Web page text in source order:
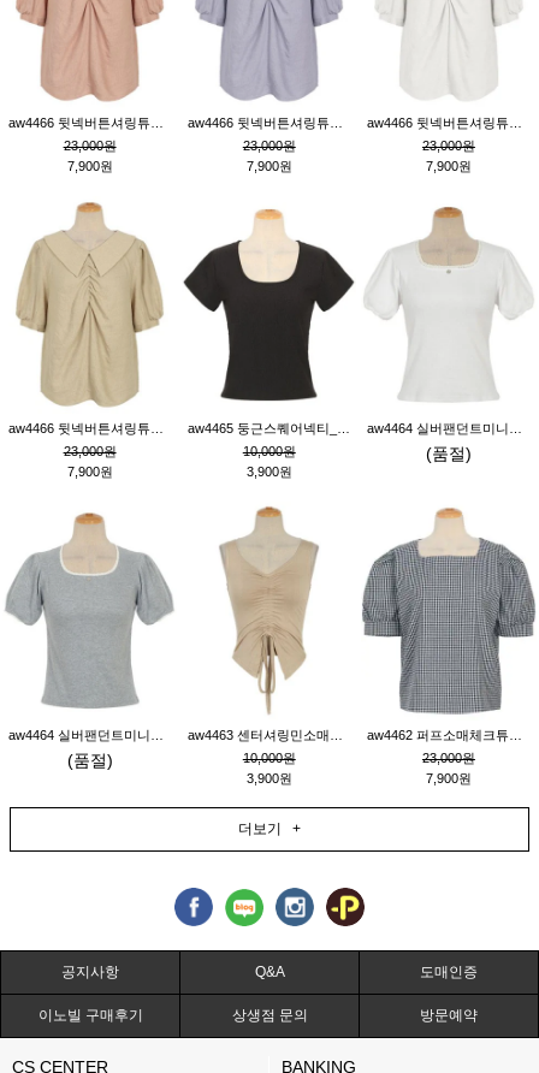
23,000원
7,900원
23,000원
7,900원
23,000원
7,900원
23,000원
7,900원
10,000원
3,900원
(품절)
(품절)
10,000원
3,900원
23,000원
7,900원
더보기 +
공지사항 Q&A 도매인증
이노빌 구매후기 상생점 문의 방문예약
CS CENTER BANKING